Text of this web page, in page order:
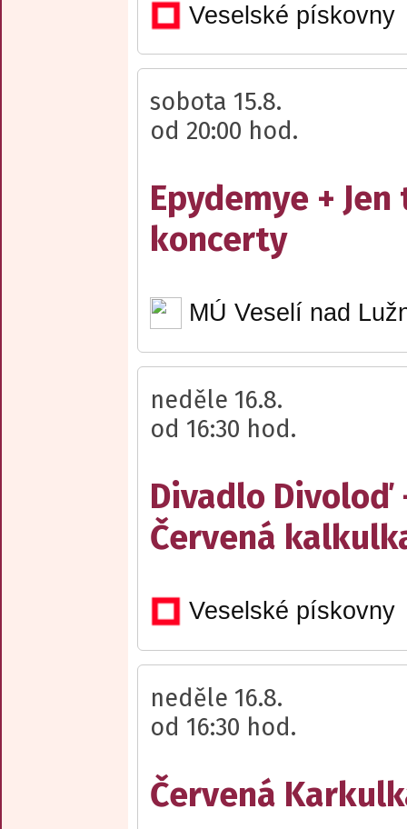
Veselské pískovny
sobota 15.8.
od 20:00 hod.
Epydemye +
koncerty
MÚ Veselí nad
neděle 16.8.
od 16:30 hod.
Divadlo Divoloď
Červená
Veselské pískovny
neděle 16.8.
od 16:30 hod.
Červená